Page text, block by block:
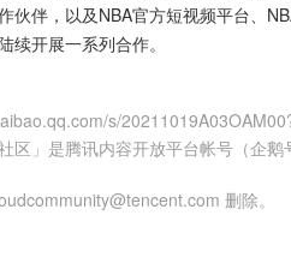
伙伴，以及NBA官方短视频平台、
续开展一系列合作。
s/
区」是腾讯内容开放平台帐号（企
删除。